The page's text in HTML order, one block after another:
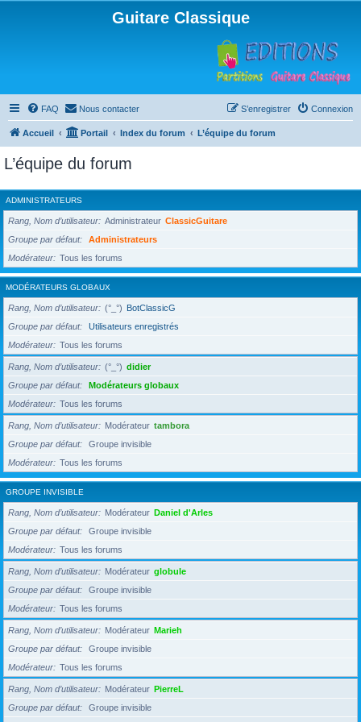
Guitare Classique
FAQ Nous contacter Connexion
S’enregistrer
Accueil Portail Index du forum L’équipe du forum
L’équipe du forum
ADMINISTRATEURS
Rang, Nom d’utilisateur Administrateur ClassicGuitare
Groupe par défaut
Administrateurs
Modérateur
Tous les forums
MODÉRATEURS GLOBAUX
Rang, Nom d’utilisateur (°_°) BotClassicG
Groupe par défaut
Utilisateurs enregistrés
Modérateur
Tous les forums
Rang, Nom d’utilisateur (°_°) didier
Groupe par défaut
Modérateurs globaux
Modérateur
Tous les forums
Rang, Nom d’utilisateur Modérateur tambora
Groupe par défaut
Groupe invisible
Modérateur
Tous les forums
GROUPE INVISIBLE
Rang, Nom d’utilisateur Modérateur Daniel d'Arles
Groupe par défaut
Groupe invisible
Modérateur
Tous les forums
Rang, Nom d’utilisateur Modérateur globule
Groupe par défaut
Groupe invisible
Modérateur
Tous les forums
Rang, Nom d’utilisateur Modérateur Marieh
Groupe par défaut
Groupe invisible
Modérateur
Tous les forums
Rang, Nom d’utilisateur Modérateur PierreL
Groupe par défaut
Groupe invisible